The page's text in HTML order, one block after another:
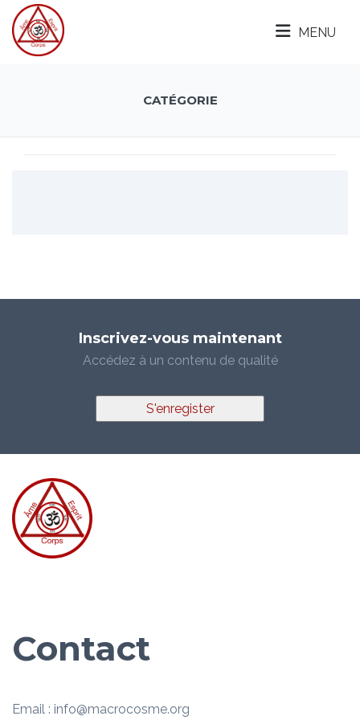
MENU
CATÉGORIE
Inscrivez-vous maintenant
Accédez à un contenu de qualité
S'enregister
Contact
Email : info@macrocosme.org